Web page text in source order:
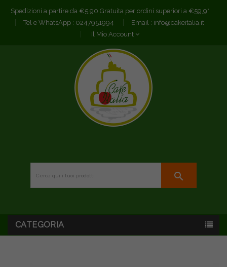
Spedizioni a partire da €5,90 Gratuita per ordini superiori a €59,9*
Tel e WhatsApp : 0247951994 Email : info@cakeitalia.it
Il Mio Account
search
CATEGORIA